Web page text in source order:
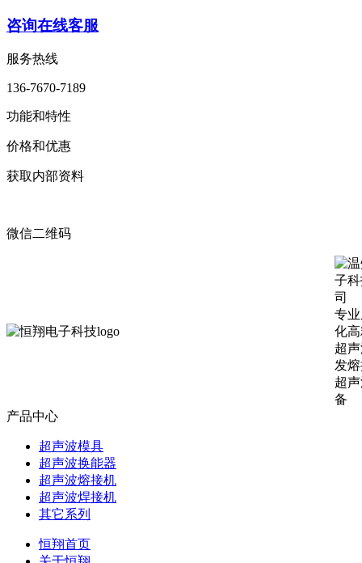
咨询在线客服
服务热线
136-7670-7189
功能和特性
价格和优惠
获取内部资料
微信二维码
专
化
超
发
超
备
产品中心
超声波模具
超声波换能器
超声波熔接机
超声波焊接机
其它系列
恒翔首页